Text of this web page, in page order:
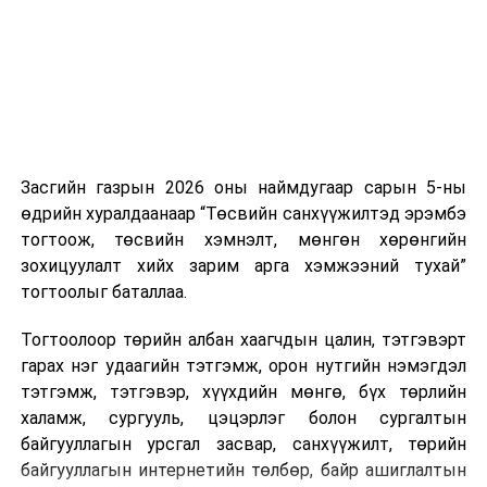
Шинэ хууль Францын зах зээлд үйлчилдэг гадаадын
дуудлагын төвүүдэд нөлөөлөхөөр байна. Тухайлбал,
Мароккогийн дуудлагын төвүүдийн орлогын 80 гаруй
хувь Францын зах зээлээс бүрддэг бөгөөд тус улсын
40–50 мянган ажлын байр эрсдэлд орж болзошгүйг
Засгийн газрын 2026 оны наймдугаар сарын 5-ны
өдрийн хуралдаанаар “Төсвийн санхүүжилтэд эрэмбэ
тогтоож, төсвийн хэмнэлт, мөнгөн хөрөнгийн
зохицуулалт хийх зарим арга хэмжээний тухай”
тогтоолыг баталлаа.
Тогтоолоор төрийн албан хаагчдын цалин, тэтгэвэрт
гарах нэг удаагийн тэтгэмж, орон нутгийн нэмэгдэл
тэтгэмж, тэтгэвэр, хүүхдийн мөнгө, бүх төрлийн
халамж, сургууль, цэцэрлэг болон сургалтын
байгууллагын урсгал засвар, санхүүжилт, төрийн
байгууллагын интернетийн төлбөр, байр ашиглалтын